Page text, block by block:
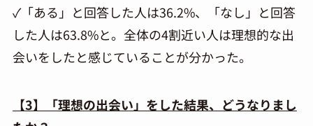
✓「ある」と回答した人は36.2%、「なし」と回答
した人は63.8%と。全体の4割近い人は理想的な出
会いをしたと感じていることが分かった。
【3】「理想の出会い」をした結果、どうなりまし